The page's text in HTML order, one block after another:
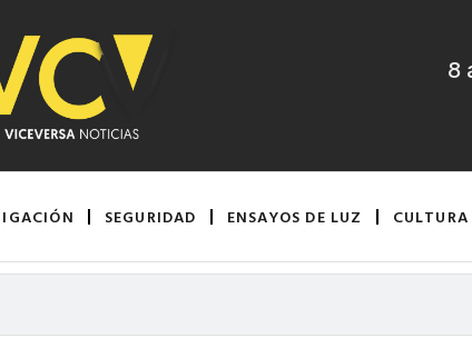
8
SEGURIDAD ENSAYOS DE LUZ CULTURA